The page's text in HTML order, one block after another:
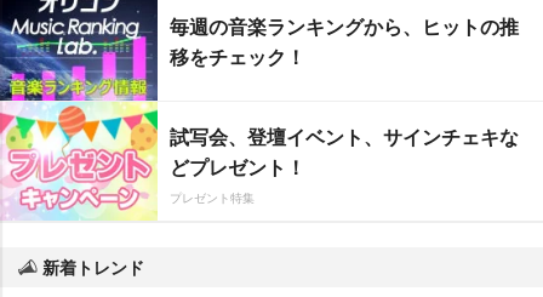
毎週の音楽ランキングから、ヒットの推
移をチェック！
試写会、登壇イベント、サインチェキな
どプレゼント！
プレゼント特集
新着トレンド